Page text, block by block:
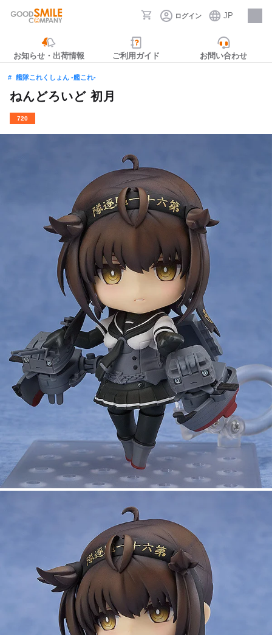
ログイン JP
採用情報
お知らせ・出荷情報 ご利用ガイド お問い合わせ
艦隊これくしょん ‐艦これ‐
ねんどろいど 初月
720